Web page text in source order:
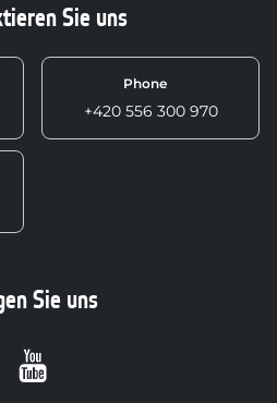
Sie uns
Phone
+420 556 300 970
Sie uns
Youtube